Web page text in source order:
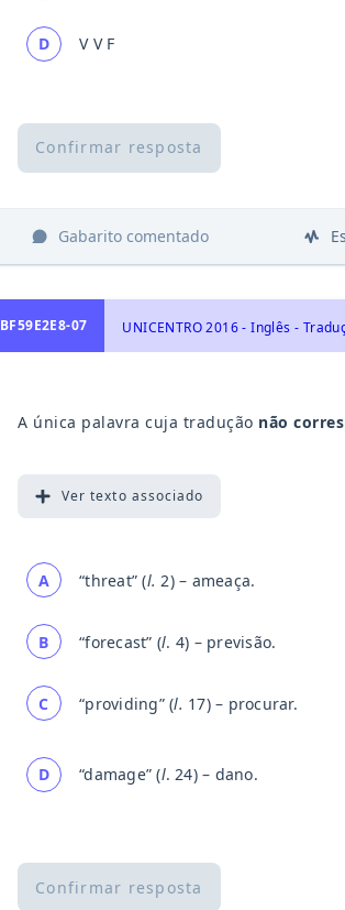
D V V F
Confirmar resposta
Gabarito comentado
BF59E2E8-07 UNICENTRO 2016 - Inglês -
A única palavra cuja tradução não
Ver texto associado
A “threat” (l. 2) – ameaça.
B “forecast” (l. 4) – previsão.
C “providing” (l. 17) – procurar.
D “damage” (l. 24) – dano.
Confirmar resposta